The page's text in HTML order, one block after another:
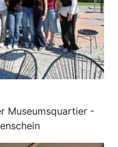
Museumsquartier -